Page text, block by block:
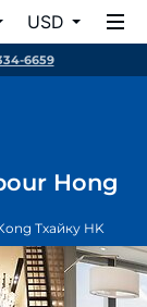
USD
6659
Hong
Тхайку HK